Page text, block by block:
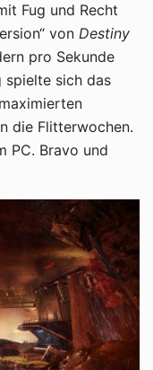
Fug und Recht
von Destiny
pro Sekunde
spielte sich das
die Flitterwochen.
PC. Bravo und